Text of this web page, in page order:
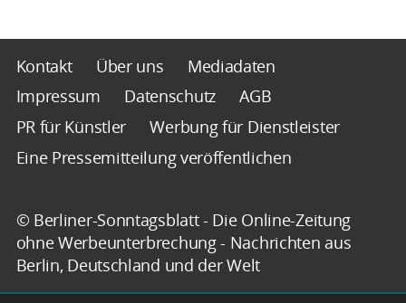
Kontakt Über uns
Mediadaten
Impressum
Datenschutz
AGB
PR für Künstler
Werbung für Dienstleister
Eine Pressemitteilung veröffentlichen
© Berliner-Sonntagsblatt - Die Online-Zeitung
ohne Werbeunterbrechung - Nachrichten aus
Berlin, Deutschland und der Welt